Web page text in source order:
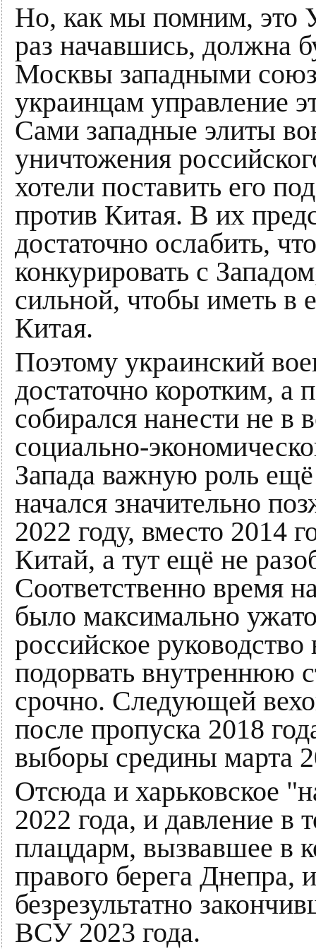
Но, как мы помним, это
раз начавшись, должна
Москвы западными
украинцам управление
Сами западные элиты
уничтожения
хотели поставить его
против Китая. В их
достаточно ослабить,
конкурировать с
сильной, чтобы иметь в
Китая.
Поэтому украинский
достаточно коротким, а
собирался нанести не в
социально-
Запада важную роль
начался значительно
2022 году, вместо 2014
Китай, а тут ещё не
Соответственно время
было максимально
российское руководство
подорвать внутреннюю
срочно. Следующей
после пропуска 2018
выборы средины марта
Отсюда и харьковское
2022 года, и давление в
плацдарм, вызвавшее в
правого берега Днепра,
безрезультатно
ВСУ 2023 года.